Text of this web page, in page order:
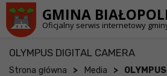
GMINA
Oficjalny serwis internetowy
OLYMPUS DIGITAL CAMERA
Strona główna > Media >